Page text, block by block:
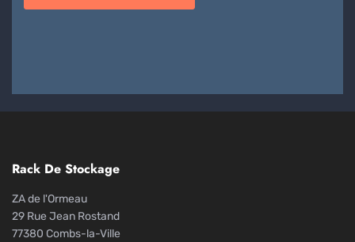
Rack De Stockage
ZA de l'Ormeau
29 Rue Jean Rostand
77380 Combs-la-Ville